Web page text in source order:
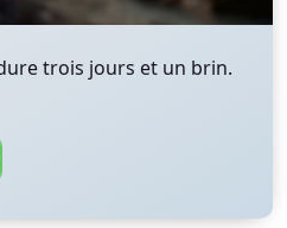
trois jours et un brin.